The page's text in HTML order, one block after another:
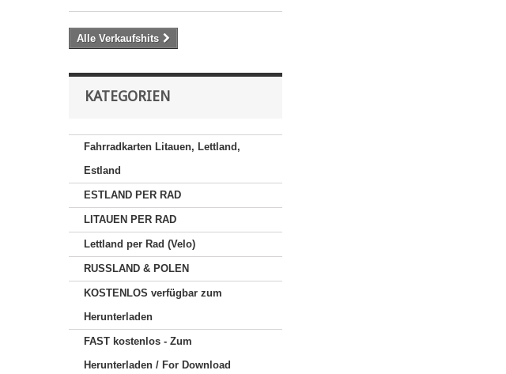
Alle Verkaufshits
KATEGORIEN
Fahrradkarten Litauen, Lettland,
Estland
ESTLAND PER RAD
LITAUEN PER RAD
Lettland per Rad (Velo)
RUSSLAND & POLEN
KOSTENLOS verfügbar zum
Herunterladen
FAST kostenlos - Zum
Herunterladen / For Download